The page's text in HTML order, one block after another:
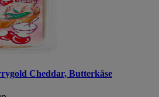
Cheddar, Butterkäse